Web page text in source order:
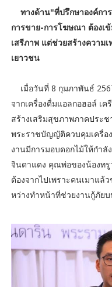
ทางด้าน"ที่ปรึกษาองค์กา
การขาย-การโฆษณา ต้องเ
เสรีภาพ แต่ช่วยสร้างความ
เยาวชน
เมื่อวันที่ 8 กุมภาพันธ์
จากเครื่องดื่มแอลกอฮอล์ เ
สร้างเสริมสุขภาพภาคประ
พระราชบัญญัติควบคุมเครื่อ
งานมีการมอบดอกไม้ให้กำลั
จินดาแดง คุณพ่อของน้องท
ต้องจากไปเพราะคนเมาแล้
หว่างทำหน้าที่ช่วยงานกู้ภัย